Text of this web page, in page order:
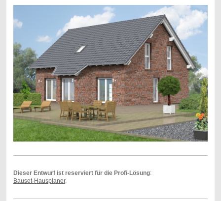
Dieser Entwurf ist reserviert für die Profi-Lösung:
Bauset-Hausplaner.